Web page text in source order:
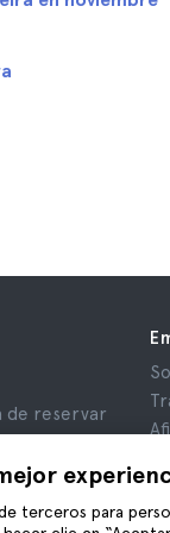
terceros para
de reservar